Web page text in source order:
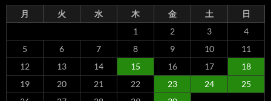
月 火 水 木 金 土
日
1
2 3
4
5
6 7 8 9 10
11
12
13 14 15 16 17
18
19
20 21 22 23 24
25